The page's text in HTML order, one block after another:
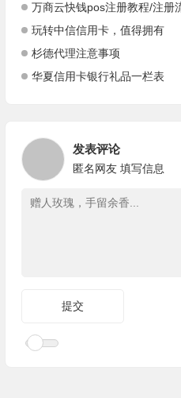
万商云快钱pos注册教程/注册
玩转中信信用卡，值得拥有
杉德代理注意事项
华夏信用卡银行礼品一栏表
发表评论
匿名网友 填写信息